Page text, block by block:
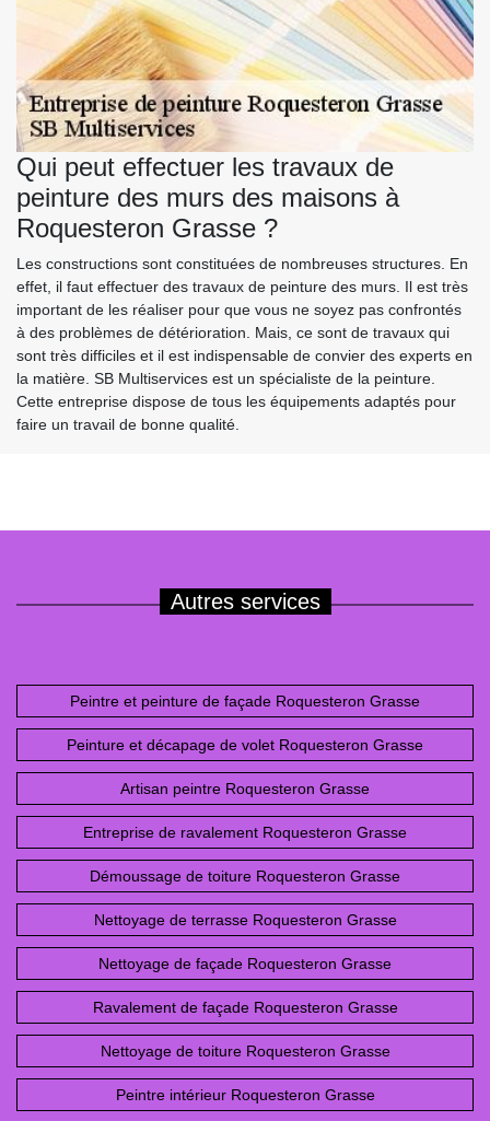
Qui peut effectuer les travaux de
peinture des murs des maisons à
Roquesteron Grasse ?
Les constructions sont constituées de nombreuses structures. En
effet, il faut effectuer des travaux de peinture des murs. Il est très
important de les réaliser pour que vous ne soyez pas confrontés
à des problèmes de détérioration. Mais, ce sont de travaux qui
sont très difficiles et il est indispensable de convier des experts en
la matière. SB Multiservices est un spécialiste de la peinture.
Cette entreprise dispose de tous les équipements adaptés pour
faire un travail de bonne qualité.
Autres services
Peintre et peinture de façade Roquesteron Grasse
Peinture et décapage de volet Roquesteron Grasse
Artisan peintre Roquesteron Grasse
Entreprise de ravalement Roquesteron Grasse
Démoussage de toiture Roquesteron Grasse
Nettoyage de terrasse Roquesteron Grasse
Nettoyage de façade Roquesteron Grasse
Ravalement de façade Roquesteron Grasse
Nettoyage de toiture Roquesteron Grasse
Peintre intérieur Roquesteron Grasse